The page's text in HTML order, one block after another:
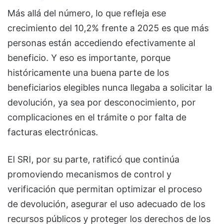
Más allá del número, lo que refleja ese
crecimiento del 10,2% frente a 2025 es que más
personas están accediendo efectivamente al
beneficio. Y eso es importante, porque
históricamente una buena parte de los
beneficiarios elegibles nunca llegaba a solicitar la
devolución, ya sea por desconocimiento, por
complicaciones en el trámite o por falta de
facturas electrónicas.
El SRI, por su parte, ratificó que continúa
promoviendo mecanismos de control y
verificación que permitan optimizar el proceso
de devolución, asegurar el uso adecuado de los
recursos públicos y proteger los derechos de los